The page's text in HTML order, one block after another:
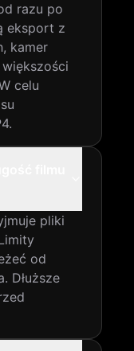
razu po
eksport z
kamer
celu
pliki
od
Dłuższe